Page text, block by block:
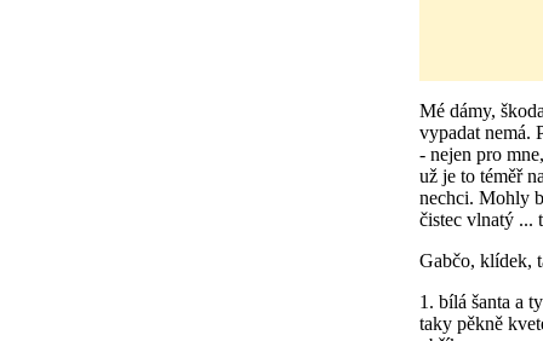
Mé dámy,
vypadat nemá.
- nejen pro
už je to téměř
nechci. Mohly
čistec vlnatý ...
Gabčo, klídek,
1. bílá šanta a
taky pěkně